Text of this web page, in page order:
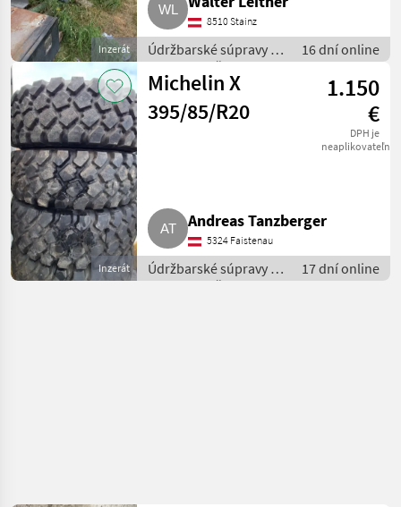
Inzerát
8510 Stainz
Údržbarské súpravy a
súčiastky / Časti pre
nákladné autá
16 dní online
Inzerát
Michelin X
395/85/R20
1.150
€
DPH je
neaplikovateľné
Andreas Tanzberger
5324 Faistenau
Údržbarské súpravy a
súčiastky / Časti pre
17 dní online